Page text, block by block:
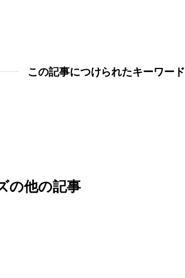
この記事につけられたキーワード
の他の記事